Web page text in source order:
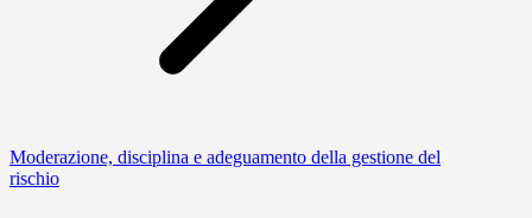
Moderazione, disciplina e adeguamento della gestione del
rischio